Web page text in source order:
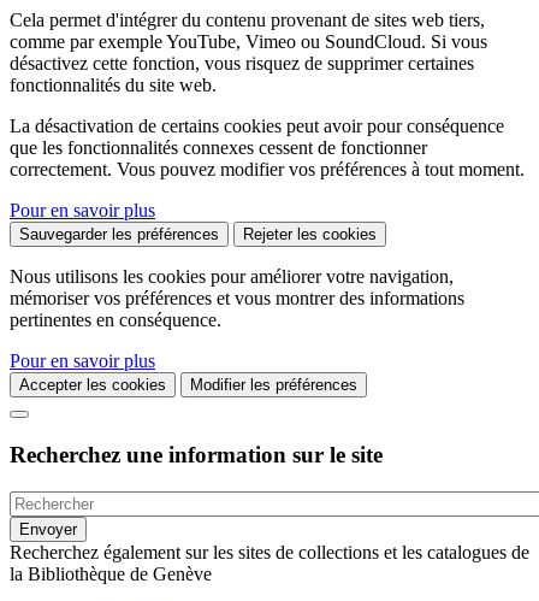
Cela permet d'intégrer du contenu provenant de sites web tiers,
comme par exemple YouTube, Vimeo ou SoundCloud. Si vous
désactivez cette fonction, vous risquez de supprimer certaines
fonctionnalités du site web.
La désactivation de certains cookies peut avoir pour conséquence
que les fonctionnalités connexes cessent de fonctionner
correctement. Vous pouvez modifier vos préférences à tout moment.
Pour en savoir plus
Sauvegarder les préférences Rejeter les cookies
Nous utilisons les cookies pour améliorer votre navigation,
mémoriser vos préférences et vous montrer des informations
pertinentes en conséquence.
Pour en savoir plus
Accepter les cookies Modifier les préférences
Recherchez une information sur le site
Recherchez également sur les sites de collections et les catalogues de
la Bibliothèque de Genève